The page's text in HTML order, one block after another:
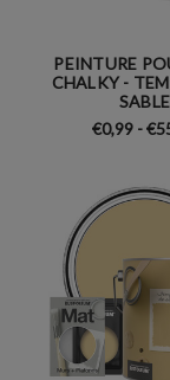
PEINTURE
CHALKY -
SABLE
€0,99 -